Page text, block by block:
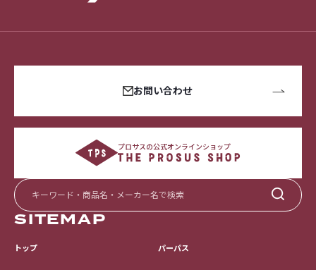
お問い合わせ
プロサスの公式オンラインショップ
SITEMAP
トップ パーパス